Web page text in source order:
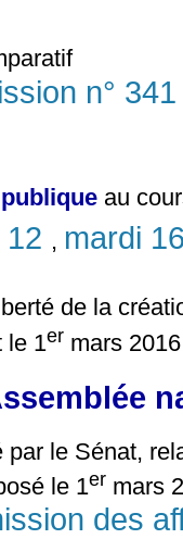
n°
au
, mardi
de la
le 1er mars
par le Sénat,
le 1er mars
des